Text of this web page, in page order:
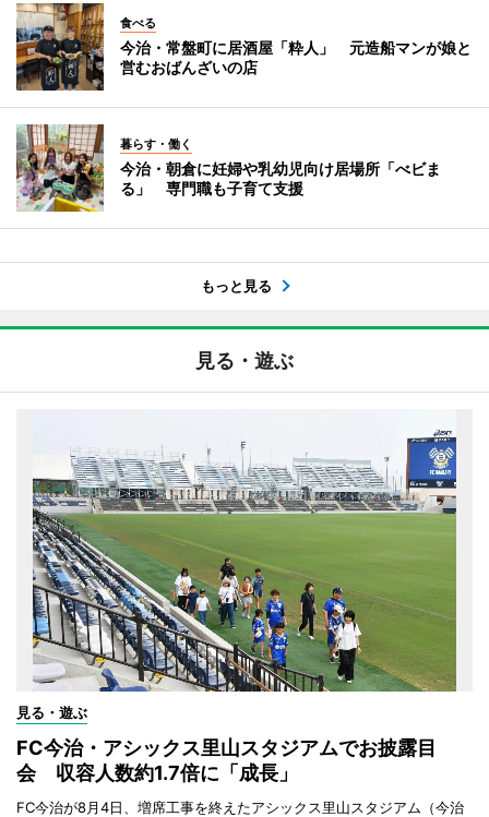
食べる
今治・常盤町に居酒屋「粋人」 元造船マンが娘と
営むおばんざいの店
暮らす・働く
今治・朝倉に妊婦や乳幼児向け居場所「べビま
る」 専門職も子育て支援
もっと見る
見る・遊ぶ
見る・遊ぶ
FC今治・アシックス里山スタジアムでお披露目
会 収容人数約1.7倍に「成長」
FC今治が8月4日、増席工事を終えたアシックス里山スタジアム（今治